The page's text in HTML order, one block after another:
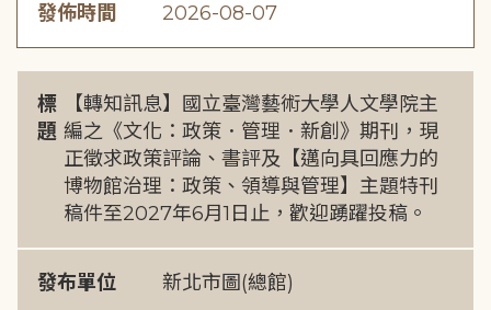
發佈時間 2026-08-07
標
題
【轉知訊息】國立臺灣藝術大學人文學院主
編之《文化：政策．管理．新創》期刊，現
正徵求政策評論、書評及【邁向具回應力的
博物館治理：政策、領導與管理】主題特刊
稿件至2027年6月1日止，歡迎踴躍投稿。
發布單位 新北市圖(總館)